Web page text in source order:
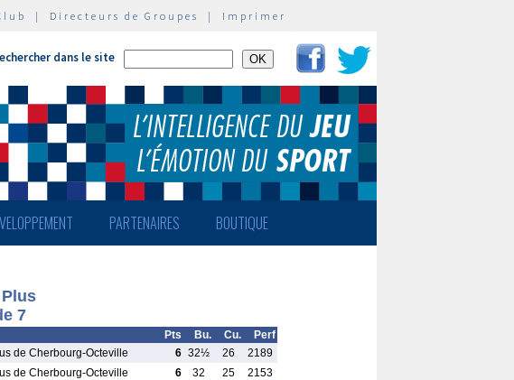
| Directeurs de Groupes | Imprimer
dans le site
PARTENAIRES BOUTIQUE
7
Pts Bu. Cu.
Perf
de Cherbourg-Octeville 6 32½ 26
2189
de Cherbourg-Octeville 6 32 25
2153